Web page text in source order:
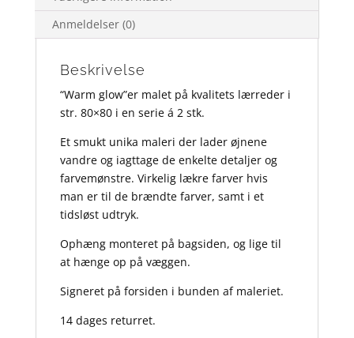
Anmeldelser (0)
Beskrivelse
“Warm glow”er malet på kvalitets lærreder i
str. 80×80 i en serie á 2 stk.
Et smukt unika maleri der lader øjnene
vandre og iagttage de enkelte detaljer og
farvemønstre. Virkelig lækre farver hvis
man er til de brændte farver, samt i et
tidsløst udtryk.
Ophæng monteret på bagsiden, og lige til
at hænge op på væggen.
Signeret på forsiden i bunden af maleriet.
14 dages returret.